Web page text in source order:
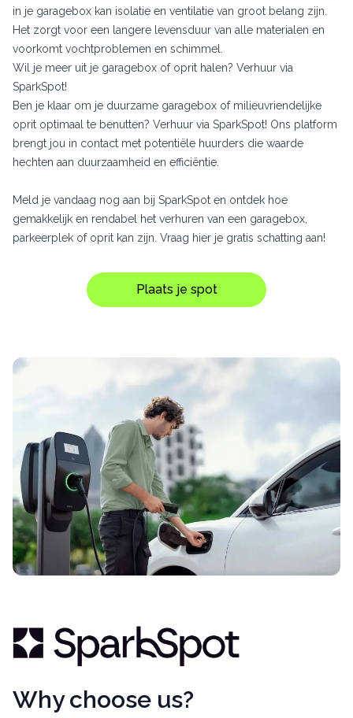
in je garagebox kan isolatie en ventilatie van groot belang zijn.
Het zorgt voor een langere levensduur van alle materialen en
voorkomt vochtproblemen en schimmel.
Wil je meer uit je garagebox of oprit halen? Verhuur via
SparkSpot!
Ben je klaar om je duurzame garagebox of milieuvriendelijke
oprit optimaal te benutten? Verhuur via SparkSpot! Ons platform
brengt jou in contact met potentiële huurders die waarde
hechten aan duurzaamheid en efficiëntie.
Meld je vandaag nog aan bij SparkSpot en ontdek hoe
gemakkelijk en rendabel het verhuren van een garagebox,
parkeerplek of oprit kan zijn. Vraag hier je gratis schatting aan!
Plaats je spot
Why choose us?